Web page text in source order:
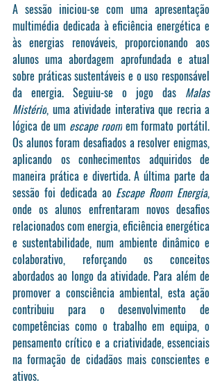
A sessão iniciou-se com uma apresentação
multimédia dedicada à eficiência energética e
às energias renováveis, proporcionando aos
alunos uma abordagem aprofundada e atual
sobre práticas sustentáveis e o uso responsável
da energia. Seguiu-se o jogo das Malas
Mistério, uma atividade interativa que recria a
lógica de um escape room em formato portátil.
Os alunos foram desafiados a resolver enigmas,
aplicando os conhecimentos adquiridos de
maneira prática e divertida. A última parte da
sessão foi dedicada ao Escape Room Energia,
onde os alunos enfrentaram novos desafios
relacionados com energia, eficiência energética
e sustentabilidade, num ambiente dinâmico e
colaborativo, reforçando os conceitos
abordados ao longo da atividade. Para além de
promover a consciência ambiental, esta ação
contribuiu para o desenvolvimento de
competências como o trabalho em equipa, o
pensamento crítico e a criatividade, essenciais
na formação de cidadãos mais conscientes e
ativos.